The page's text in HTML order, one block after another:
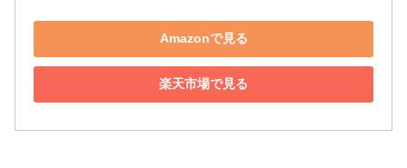
Amazonで見る
楽天市場で見る